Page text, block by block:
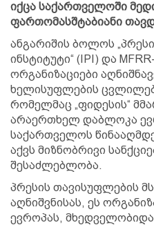
იქცა საქართველოში
ფართომასშტაბიანი
ანგარიშის ბოლოს
ინსტიტუტი“ (IPI) და
ორგანიზაციები
ხელისუფლების
რომელმაც „ფიდესის“
არაერთხელ დაბლოკა
საქართველოს
აქვს მიზნობრივი
შესაძლებლობა.
პრესის თავისუფლების
აღნიშვნისას, ეს
ევროპას,